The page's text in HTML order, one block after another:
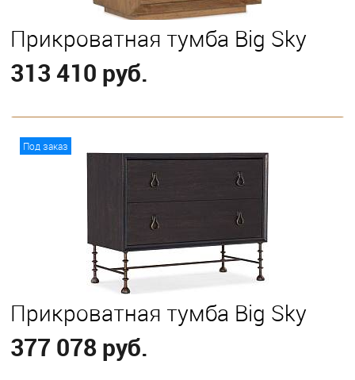
Прикроватная тумба Big Sky
313 410 руб.
Под заказ
Прикроватная тумба Big Sky
377 078 руб.